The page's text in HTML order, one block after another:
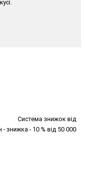
Система знижок від
- знижка - 10 % від 50 000